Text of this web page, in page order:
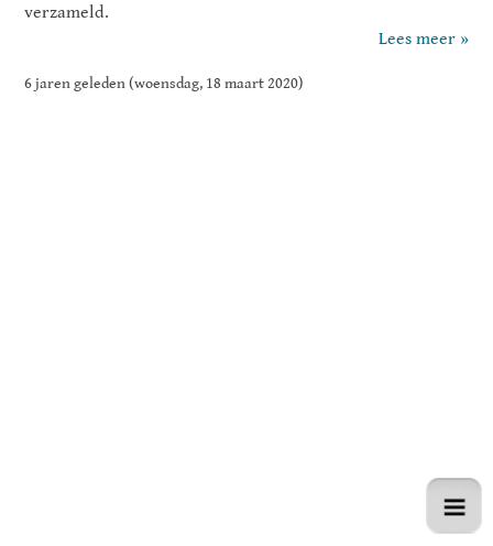
verzameld.
Lees meer »
6 jaren geleden (woensdag, 18 maart 2020)